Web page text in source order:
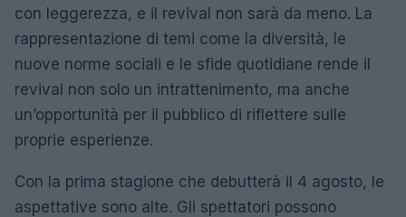
con leggerezza, e il revival non sarà da meno. La
rappresentazione di temi come la diversità, le
nuove norme sociali e le sfide quotidiane rende il
revival non solo un intrattenimento, ma anche
un’opportunità per il pubblico di riflettere sulle
proprie esperienze.
Con la prima stagione che debutterà il 4 agosto, le
aspettative sono alte. Gli spettatori possono